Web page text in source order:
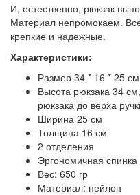
И, естественно, рюкзак
Материал непромокаем.
крепкие и надежные.
Характеристики:
Размер 34 * 16 * 25 см
Высота рюкзака 34
рюкзака до верха
Ширина 25 см
Толщина 16 см
2 отделения
Эргономичная спинка
Вес: 650 гр
Материал: нейлон